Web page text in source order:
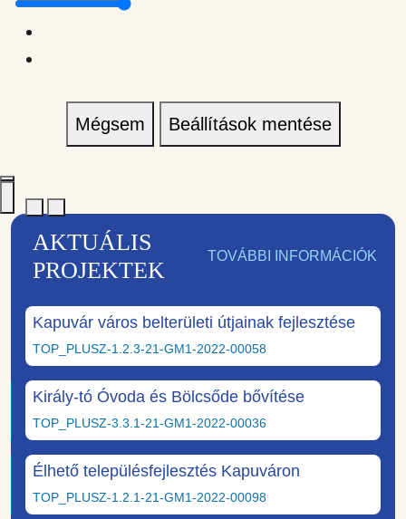
Mégsem Beállítások mentése
AKTUÁLIS
PROJEKTEK
TOVÁBBI INFORMÁCIÓK
Kapuvár város belterületi útjainak fejlesztése
TOP_PLUSZ-1.2.3-21-GM1-2022-00058
Király-tó Óvoda és Bölcsőde bővítése
TOP_PLUSZ-3.3.1-21-GM1-2022-00036
Élhető településfejlesztés Kapuváron
TOP_PLUSZ-1.2.1-21-GM1-2022-00098